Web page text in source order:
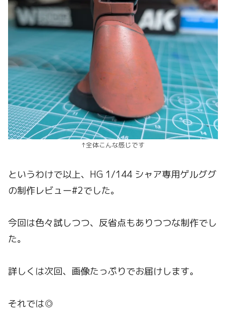
↑全体こんな感じです
というわけで以上、HG 1/144 シャア専用ゲルググ
の制作レビュー#2でした。
今回は色々試しつつ、反省点もありつつな制作でし
た。
詳しくは次回、画像たっぷりでお届けします。
それでは◎